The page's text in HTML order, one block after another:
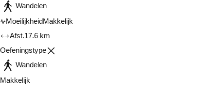
Wandelen
MoeilijkheidMakkelijk
Afst.17.6 km
Oefeningstype
Wandelen
Makkelijk